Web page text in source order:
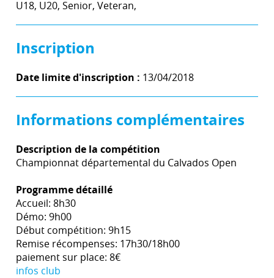
U18, U20, Senior, Veteran,
Inscription
Date limite d'inscription : 13/04/2018
Informations complémentaires
Description de la compétition
Championnat départemental du Calvados Open
Programme détaillé
Accueil: 8h30
Démo: 9h00
Début compétition: 9h15
Remise récompenses: 17h30/18h00
paiement sur place: 8€
infos club